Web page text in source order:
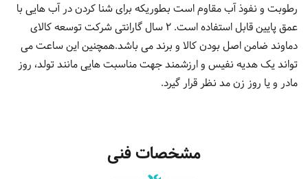
رطوبت و نفوذ آب مقاوم است بطوریکه برای شنا کردن در آب هایی با
عمق پایین قابل استفاده است. 2 سال گارانتی شرکت توسعه کالای
دماوند ضامن اصل بودن کالا و برند می باشد.همچنین این ساعت می
تواند یک هدیه نفیس و ارزشمند جهت مناسبت هایی مانند تولد، روز
مادر و یا روز زن مد نظر قرار گیرد.
مشخصات فنی